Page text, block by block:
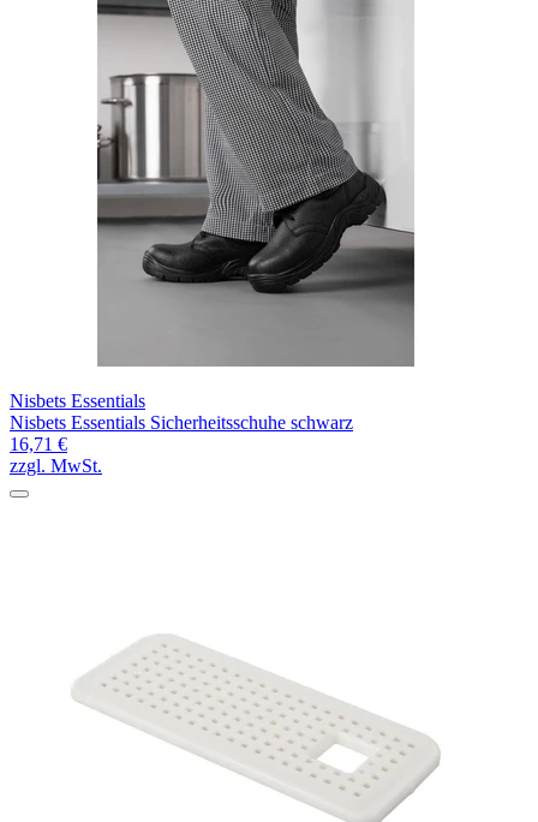
Nisbets Essentials
Nisbets Essentials Sicherheitsschuhe schwarz
16,71 €
zzgl. MwSt.